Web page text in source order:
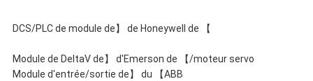
DCS/PLC de module de】 de Honeywell de 【
Module de DeltaV de】 d'Emerson de 【/moteur servo
Module d'entrée/sortie de】 du 【ABB